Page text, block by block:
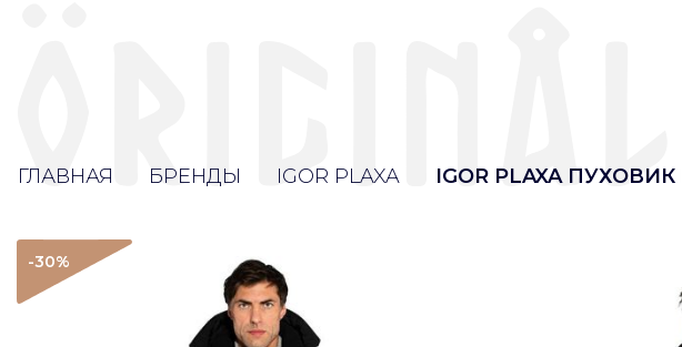
ГЛАВНАЯ БРЕНДЫ IGOR PLAXA IGOR PLAXA
-30%